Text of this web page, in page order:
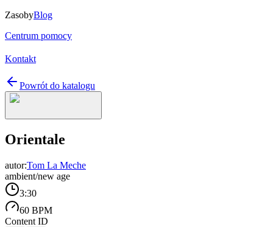
ZasobyBlog
Centrum pomocy
Kontakt
Powrót do katalogu
Orientale
autor:Tom La Meche
ambient/new age
3:30
60 BPM
Content ID